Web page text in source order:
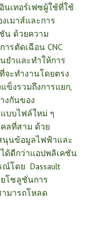
นเทอร์เฟซผู้ใช้ที่ใช้
เมาส์และการ
น ด้วยความ
รตัดเฉือน CNC
ยำและทำให้การ
จะทำงานโดยตรง
งรวมถึงการแยก,
งกันของ
แบบไฟล์ใหม่ ๆ
ลที่สาม ด้วย
นข้อมูลไฟฟ้าและ
ด้ดีกว่าแอปพลิเคชัน
โดย Dassault
โซลูชั่นการ
มารถโหลด